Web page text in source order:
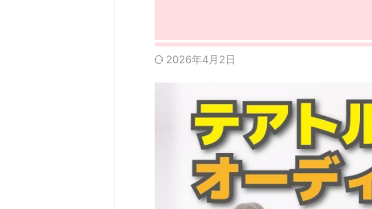
2026年4月2日